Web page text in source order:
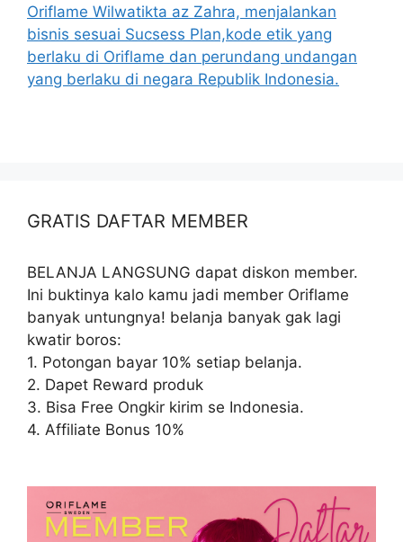
Oriflame Wilwatikta az Zahra, menjalankan
bisnis sesuai Sucsess Plan,kode etik yang
berlaku di Oriflame dan perundang undangan
yang berlaku di negara Republik Indonesia.
GRATIS DAFTAR MEMBER
BELANJA LANGSUNG dapat diskon member.
Ini buktinya kalo kamu jadi member Oriflame
banyak untungnya! belanja banyak gak lagi
kwatir boros:
1. Potongan bayar 10% setiap belanja.
2. Dapet Reward produk
3. Bisa Free Ongkir kirim se Indonesia.
4. Affiliate Bonus 10%